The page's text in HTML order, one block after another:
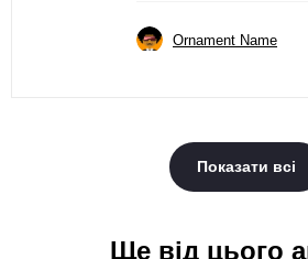
Ornament Name
Показати всі
Ще від цього